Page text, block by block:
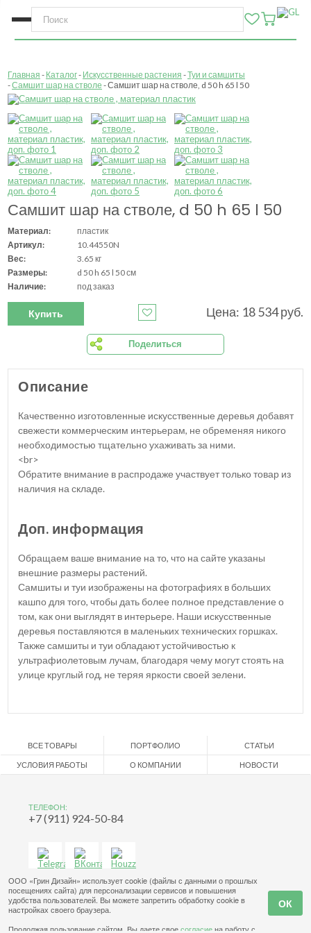
Главная Каталог Искусственные растения Туи и самшиты
Самшит шар на стволе Самшит шар на стволе, d 50 h 65 l 50
Самшит шар на стволе, d 50 h 65 l 50
Материал:
пластик
Артикул:
10.44550N
Вес:
3.65 кг
Размеры:
d 50 h 65 l 50 см
Наличие:
под заказ
Купить Цена: 18 534 руб.
Поделиться
Описание
Качественно изготовленные искусственные деревья добавят
свежести коммерческим интерьерам, не обременяя никого
необходимостью тщательно ухаживать за ними.
<br>
Обратите внимание в распродаже участвует только товар из
наличия на складе.
Доп. информация
Обращаем ваше внимание на то, что на сайте указаны
внешние размеры растений.
Самшиты и туи изображены на фотографиях в больших
кашпо для того, чтобы дать более полное представление о
том, как они выглядят в интерьере. Наши искусственные
деревья поставляются в маленьких технических горшках.
Также самшиты и туи обладают устойчивостью к
ультрафиолетовым лучам, благодаря чему могут стоять на
улице круглый год, не теряя яркости своей зелени.
ВСЕ ТОВАРЫ ПОРТФОЛИО СТАТЬИ
УСЛОВИЯ РАБОТЫ О КОМПАНИИ НОВОСТИ
ТЕЛЕФОН:
+7 (911) 924-50-84
ООО «Грин Дизайн» использует cookie (файлы с данными о прошлых
посещениях сайта) для персонализации сервисов и повышения
удобства пользователей. Вы можете запретить обработку cookie в
настройках своего браузера.
Продолжая пользование сайтом, Вы даете своесогласиена работу с